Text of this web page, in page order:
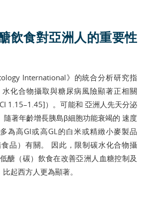
飲食對亞洲人的重要性
International》的統合分析研究指
化合物攝取與糖尿病風險顯著正相關
CI 1.15–1.45]）。可能和 亞洲人先天分泌
隨著年齡增長胰島β細胞功能衰竭的 速度
為高GI或高GL的白米或精緻小麥製品
食品）有關。 因此，限制碳水化合物攝
醣（碳）飲食在改善亞洲人血糖控制及
起西方人更為顯著。